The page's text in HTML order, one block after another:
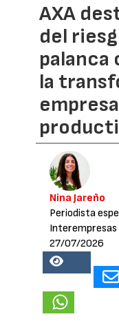
AXA
del
palanca
la
Nina Jareño
Periodista
Interempresas
27/07/2026
13980